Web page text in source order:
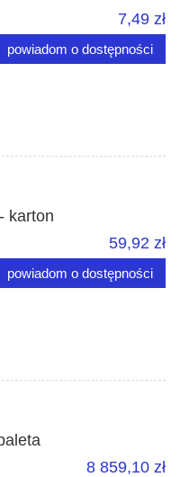
7,49 zł
powiadom o dostępności
karton
59,92 zł
powiadom o dostępności
8 859,10 zł